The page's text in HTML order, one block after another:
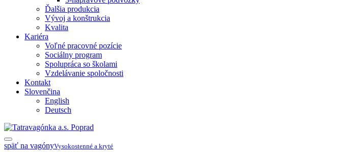
Ďalšia produkcia
Vývoj a konštrukcia
Kvalita
Kariéra
Voľné pracovné pozície
Sociálny program
Spolupráca so školami
Vzdelávanie spoločnosti
Kontakt
Slovenčina
English
Deutsch
späť na vagónyVysokostenné a kryté